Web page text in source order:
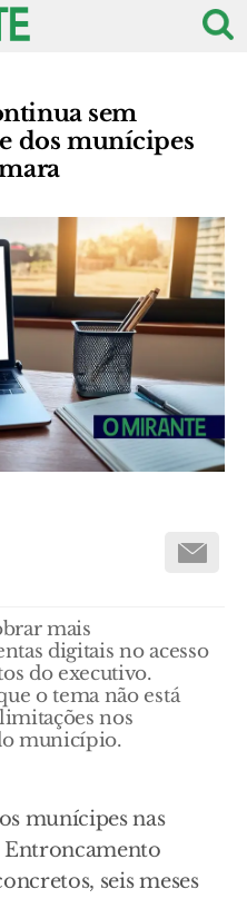
sem
dos munícipes
mais
digitais no acesso
do executivo.
o tema não está
nos
município.
munícipes nas
Entroncamento
seis meses